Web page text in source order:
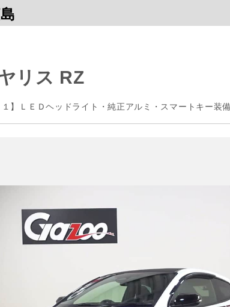
リス RZ
】ＬＥＤヘッドライト・純正アルミ・スマートキー装備